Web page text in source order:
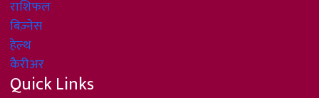
राशिफल
बिज़्नेस
हेल्थ
कैरीअर
Quick Links